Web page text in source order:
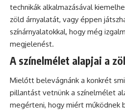
technikák alkalmazásával
zöld árnyalatát, vagy éppen
színárnyalatokkal, hogy még
megjelenést.
A színelmélet alapjai a
Mielőtt belevágnánk a konkrét
pillantást vetnünk a színelmélet
megérteni, hogy miért működnek